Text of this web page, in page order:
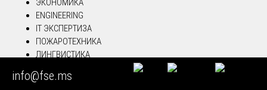
ENGINEERING
IT ЭКСПЕРТИЗА
ПОЖАРОТЕХНИКА
ЛИНГВИСТИКА
INTELLECT
info@fse.ms